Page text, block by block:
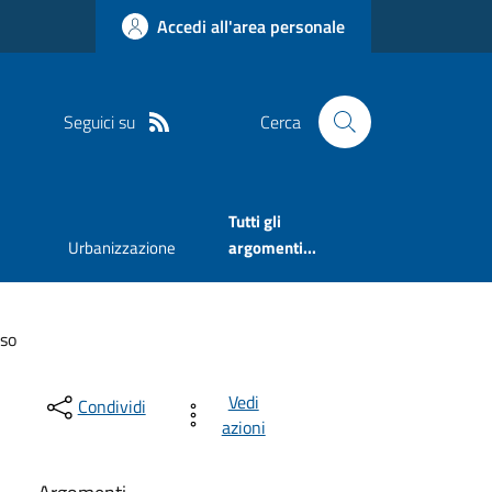
Accedi all'area personale
Seguici su Cerca
Urbanizzazione
Tutti gli
argomenti...
Condividi
Vedi
azioni